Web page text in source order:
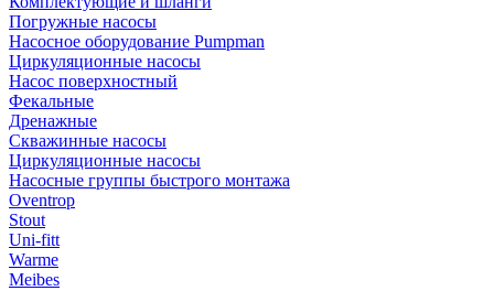
Погружные насосы
Насосное оборудование Pumpman
Циркуляционные насосы
Насос поверхностный
Фекальные
Дренажные
Скважинные насосы
Циркуляционные насосы
Насосные группы быстрого монтажа
Oventrop
Stout
Uni-fitt
Warme
Meibes